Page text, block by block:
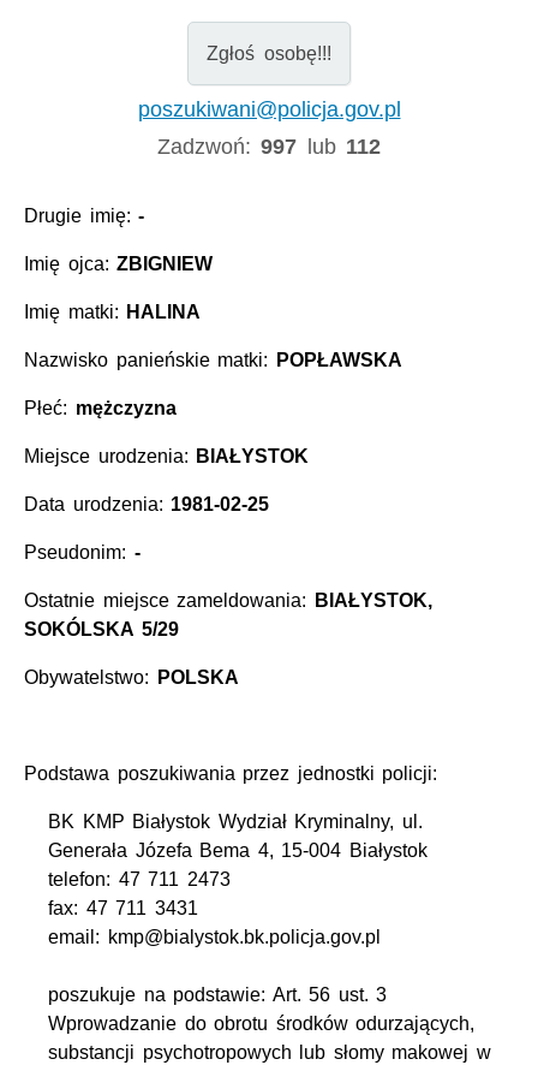
Zgłoś osobę!!!
poszukiwani@policja.gov.pl
Zadzwoń:997 lub 112
Drugie imię:-
Imię ojca:ZBIGNIEW
Imię matki: HALINA
Nazwisko panieńskie matki: POPŁAWSKA
Płeć: mężczyzna
Miejsce urodzenia: BIAŁYSTOK
Data urodzenia: 1981-02-25
Pseudonim: -
Ostatnie miejsce zameldowania:
BIAŁYSTOK,
SOKÓLSKA 5/29
Obywatelstwo: POLSKA
Podstawa poszukiwania przez jednostki policji:
BK KMP Białystok Wydział Kryminalny, ul.
Generała Józefa Bema 4, 15-004 Białystok
telefon: 47 711 2473
fax: 47 711 3431
email: kmp@bialystok.bk.policja.gov.pl
poszukuje na podstawie: Art. 56 ust. 3
Wprowadzanie do obrotu środków odurzających,
substancji psychotropowych lub słomy makowej w